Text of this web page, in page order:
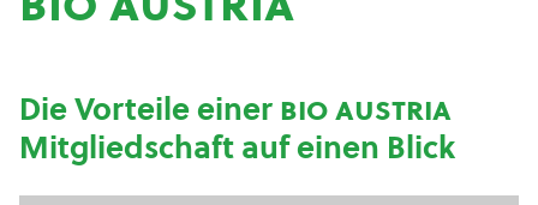
Die Vorteile einerbio austria
Mitgliedschaft auf einen Blick